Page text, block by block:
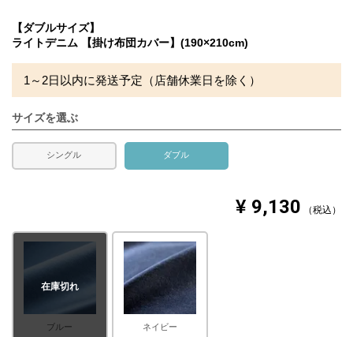
【ダブルサイズ】
ライトデニム 【掛け布団カバー】(190×210cm)
1～2日以内に発送予定（店舗休業日を除く）
サイズを選ぶ
シングル ダブル
¥ 9,130 税込
ブルー
在庫切れ
ネイビー